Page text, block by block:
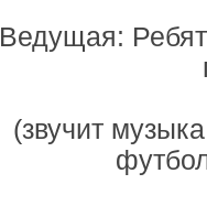
Ведущая:
(звучит